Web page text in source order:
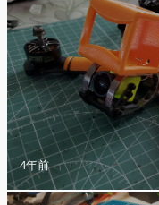
4年前